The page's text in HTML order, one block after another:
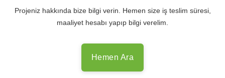
Projeniz hakkında bize bilgi verin. Hemen size iş teslim süresi,
maaliyet hesabı yapıp bilgi verelim.
Hemen Ara